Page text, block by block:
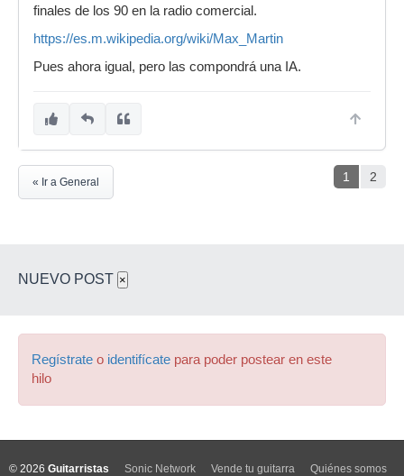
finales de los 90 en la radio comercial.
https://es.m.wikipedia.org/wiki/Max_Martin
Pues ahora igual, pero las compondrá una IA.
1 2
« Ir a General
NUEVO POST ×
Regístrate o identifícate para poder postear en este
hilo
© 2026 Guitarristas Sonic Network Vende tu guitarra Quiénes somos